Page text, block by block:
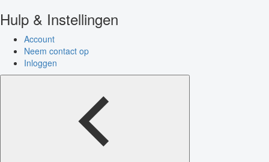
Hulp & Instellingen
Account
Neem contact op
Inloggen